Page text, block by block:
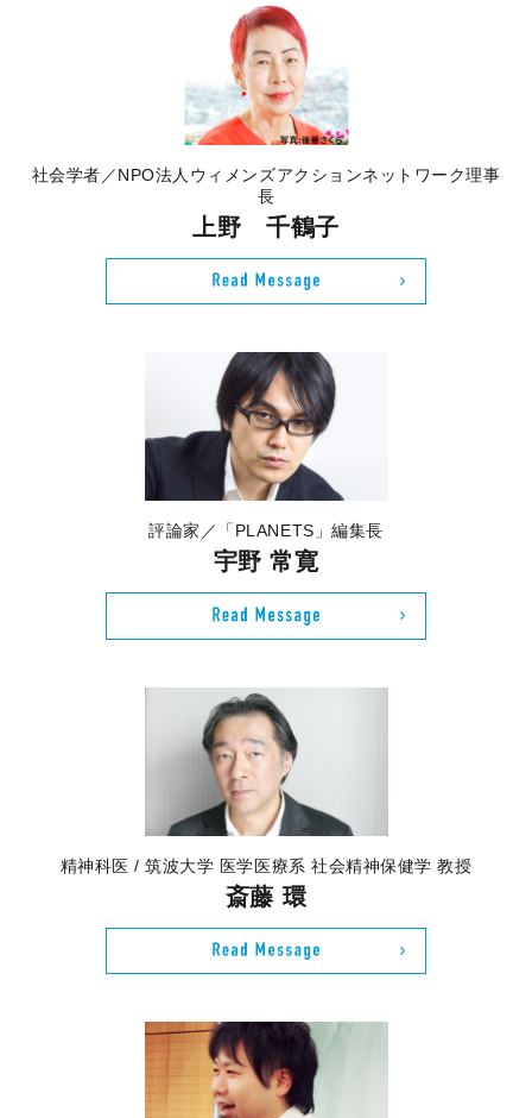
社会学者／NPO法人ウィメンズアクションネットワーク理事
長
上野 千鶴子
評論家／「PLANETS」編集長
宇野 常寛
精神科医 / 筑波大学 医学医療系 社会精神保健学 教授
斎藤 環